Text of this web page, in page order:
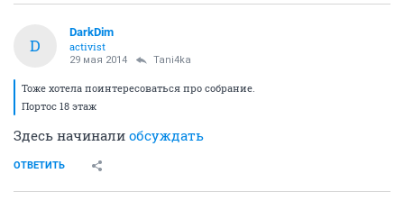
D
DarkDim
activist
29 мая 2014 Tani4ka
Тоже хотела поинтересоваться про собрание.
Портос 18 этаж
Здесь начинали обсуждать
ОТВЕТИТЬ